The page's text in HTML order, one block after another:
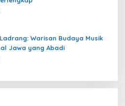
Warisan Budaya Musik
Jawa yang Abadi